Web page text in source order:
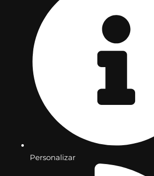
Personalizar